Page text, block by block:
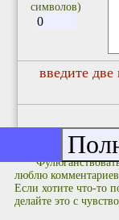
символов)
введите
люблю
Если хотите что-то
делайте это с